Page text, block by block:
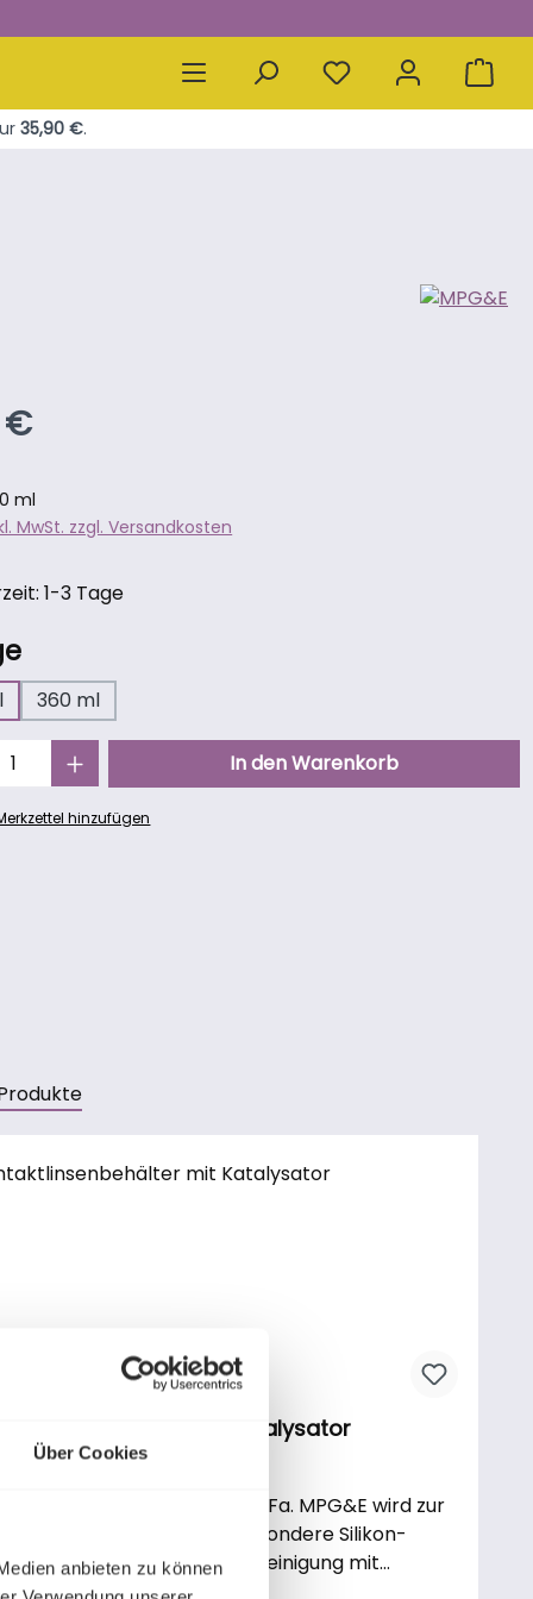
Über Cookies
anbieten zu können
35,90 €.
Preis:
€
ml
MwSt. zzgl. Versandkosten
1-3 Tage
auswählen
360 ml
Anzahl: Gib den gewünschten Wert ein oder benutze die
In den Warenkorb
hinzufügen
mit Katalysator
Kontaktlinsenbehälter der Fa. MPG&E wird zur
von weichen und insbesondere Silikon-
Kontaktlinsen für eine Reinigung mit
Peroxidsystemen (wie z.B.